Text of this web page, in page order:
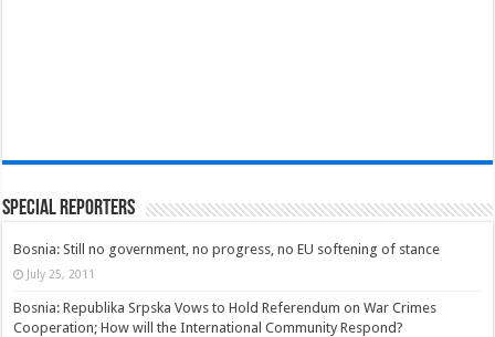
Special Reporters
Bosnia: Still no government, no progress, no EU softening of stance
July 25, 2011
Bosnia: Republika Srpska Vows to Hold Referendum on War Crimes
Cooperation; How will the International Community Respond?